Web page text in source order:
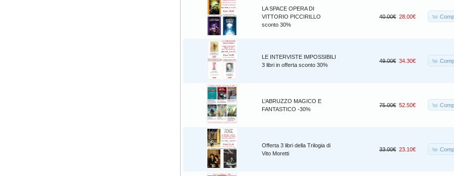
LA SPACE OPERA DI
VITTORIO PICCIRILLO
sconto 30%
40.00€ 28.00€
LE INTERVISTE IMPOSSIBILI
3 libri in offerta sconto 30%
49.00€ 34.30€
L’ABRUZZO MAGICO E
FANTASTICO -30%
75.00€ 52.50€
Offerta 3 libri della Trilogia di
Vito Moretti
33.00€ 23.10€